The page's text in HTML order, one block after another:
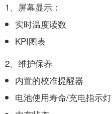
1、屏幕显示：
实时温度读数
KPI图表
2、维护保养
内置的校准提醒器
电池使用寿命/充电指示灯